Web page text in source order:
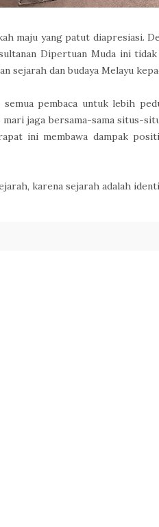
maju yang patut diapresiasi.
Dipertuan Muda ini
sejarah dan budaya Melayu
semua pembaca untuk lebih
jaga bersama-sama situs-
ini membawa dampak
karena sejarah adalah